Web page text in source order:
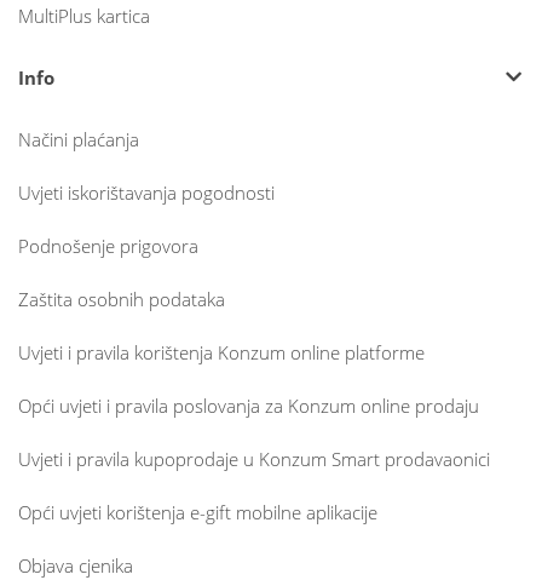
MultiPlus kartica
Info
Načini plaćanja
Uvjeti iskorištavanja pogodnosti
Podnošenje prigovora
Zaštita osobnih podataka
Uvjeti i pravila korištenja Konzum online platforme
Opći uvjeti i pravila poslovanja za Konzum online prodaju
Uvjeti i pravila kupoprodaje u Konzum Smart prodavaonici
Opći uvjeti korištenja e-gift mobilne aplikacije
Objava cjenika